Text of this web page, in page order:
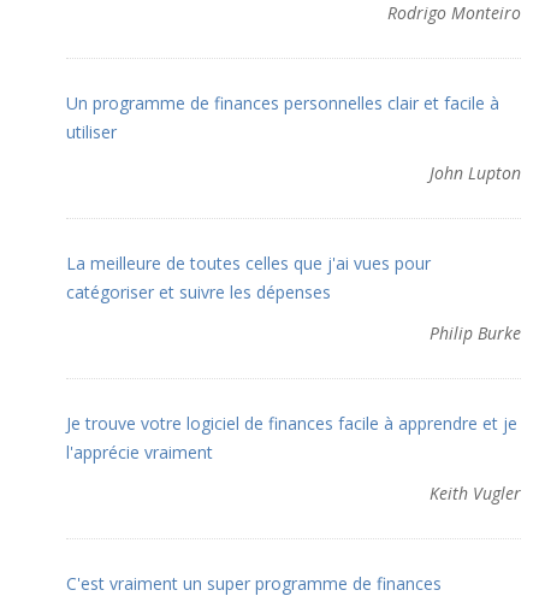
Rodrigo Monteiro
Un programme de finances personnelles clair et facile à
utiliser
John Lupton
La meilleure de toutes celles que j'ai vues pour
catégoriser et suivre les dépenses
Philip Burke
Je trouve votre logiciel de finances facile à apprendre et je
l'apprécie vraiment
Keith Vugler
C'est vraiment un super programme de finances